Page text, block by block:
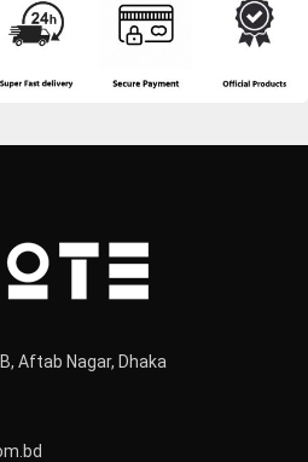
Aftab Nagar, Dhaka